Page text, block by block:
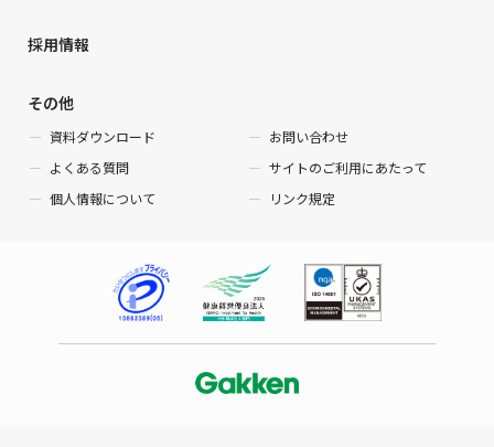
採用情報
その他
資料ダウンロード
お問い合わせ
よくある質問
サイトのご利用にあたって
個人情報について
リンク規定